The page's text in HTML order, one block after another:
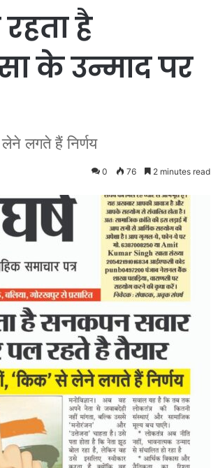
है
के उन्माद पर
लगते हैं निर्णय
0 76 2 minutes read